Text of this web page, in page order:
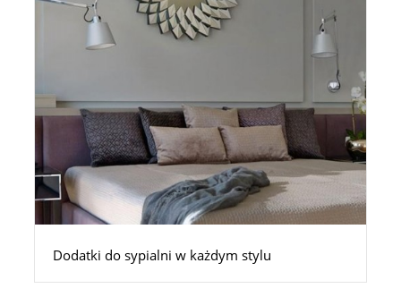
Dodatki do sypialni w każdym stylu